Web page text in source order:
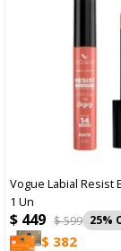
Vogue Labial Resist
1 Un
$ 449 $599 25
$ 382